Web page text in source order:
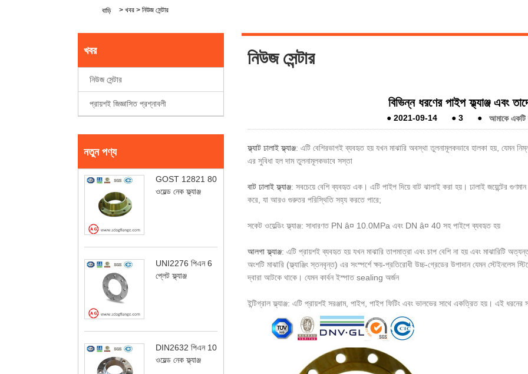
বাড়ি > খবর > নিউজ সেন্টার
খবর
নিউজ সেন্টার
প্রায়শই জিজ্ঞাসিত প্রশ্নাবলী
নতুন পণ্য
GOST 12821 80
ওয়েল্ড নেক ফ্ল্যাঞ্জ
UNI2276 পিএন 6
প্লেট ফ্ল্যাঞ্জ
DIN2632 পিএন 10
ওয়েল্ড নেক ফ্ল্যাঞ্জ
নিউজ সেন্টার
বিভিন্ন ধরণের পাইপ ফ্ল্যাঞ্জ এবং
● 2021-09-14 ● 3 ● আমাকে একটি
ফ্ল্যাট ঢালাই ফ্ল্যাঞ্জ: এটি বেশিরভাগই ব্যবহৃত হয় যখন মাঝারি অবস্থা তুলনামূলকভাবে হালকা হয়, যেমন
এর সুবিধা হল দাম তুলনামূলকভাবে সস্তা
বাট ঢালাই ফ্ল্যাঞ্জ: সবচেয়ে বেশি ব্যবহৃত এক। এটি পাইপ দিয়ে বাট ঝালাই করা হয়। ঢালাই জয়েন্টের গুণমান
করে, যা আরও গুরুতর পরিস্থিতি সহ্য করতে পারে;
সকেট ওয়েল্ডিং ফ্ল্যাঞ্জ: সাধারণত PN â¤ 10.0MPa এবং DN â¤ 40 সহ পাইপে ব্যবহৃত হয়
আলগা ফ্ল্যাঞ্জ: এটি প্রায়শই ব্যবহৃত হয় যখন মাঝারি তাপমাত্রা এবং চাপ বেশি না হয় এবং মাঝারিটি
অংশটি মাঝারি (ফ্ল্যাঞ্জিং স্তনবৃন্ত) এর সংস্পর্শে ক্ষয়-প্রতিরোধী উচ্চ-গ্রেডের উপাদান যেমন স্টেইনলেস
দ্বারা আটকে থাকে। যেমন কার্বন ইস্পাত sealing অর্জন
ইন্টিগ্রাল ফ্ল্যাঞ্জ: এটি প্রায়শই সরঞ্জাম, পাইপ, পাইপ ফিটিং এবং ভালভের সাথে একত্রিত হয়। এই ধরনের